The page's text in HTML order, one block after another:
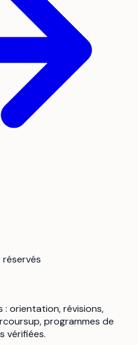
: orientation, révisions,
programmes de
vérifiées.